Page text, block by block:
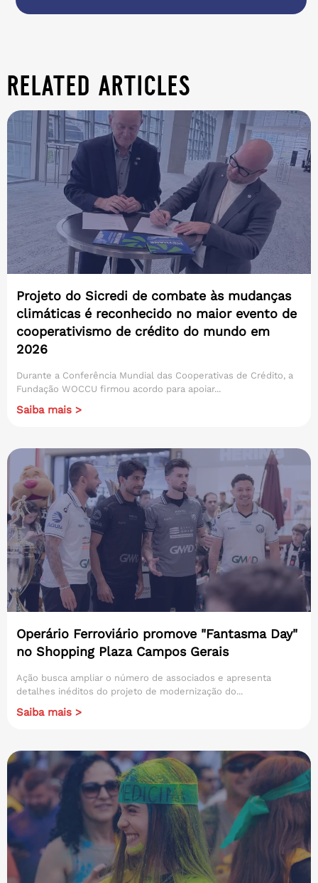
related articles
Projeto do Sicredi de combate às mudanças
climáticas é reconhecido no maior evento de
cooperativismo de crédito do mundo em
2026
Durante a Conferência Mundial das Cooperativas de Crédito, a
Fundação WOCCU firmou acordo para apoiar...
Saiba mais >
Operário Ferroviário promove "Fantasma Day"
no Shopping Plaza Campos Gerais
Ação busca ampliar o número de associados e apresenta
detalhes inéditos do projeto de modernização do...
Saiba mais >